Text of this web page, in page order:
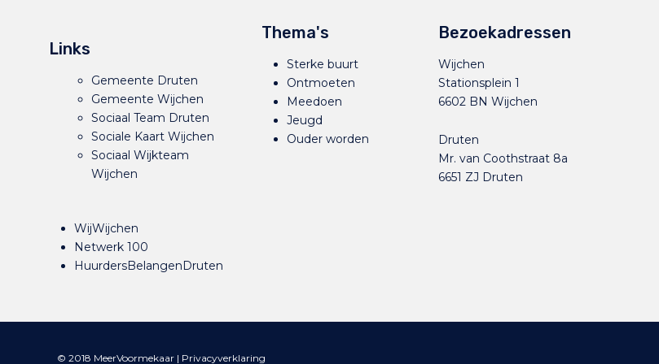
Links
Gemeente Druten
Gemeente Wijchen
Sociaal Team Druten
Sociale Kaart Wijchen
Sociaal Wijkteam
Wijchen
WijWijchen
Netwerk 100
HuurdersBelangenDruten
Thema's
Sterke buurt
Ontmoeten
Meedoen
Jeugd
Ouder worden
Bezoekadressen
Wijchen
Stationsplein 1
6602 BN Wijchen
Druten
Mr. van Coothstraat 8a
6651 ZJ Druten
© 2018 MeerVoormekaar | Privacyverklaring